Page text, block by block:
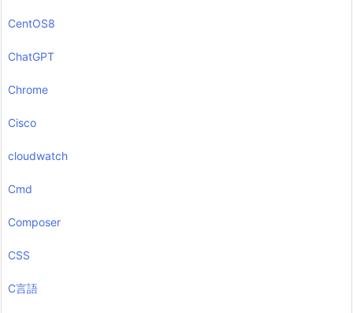
CentOS8
ChatGPT
Chrome
Cisco
cloudwatch
Cmd
Composer
CSS
C言語